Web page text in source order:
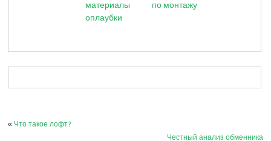
материалы
оплаубки
по монтажу
« Что такое лофт?
Честный анализ обменника